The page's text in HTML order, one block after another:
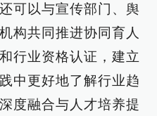
可以与宣传部门、舆
构共同推进协同育人
行业资格认证，建立
中更好地了解行业趋
度融合与人才培养提